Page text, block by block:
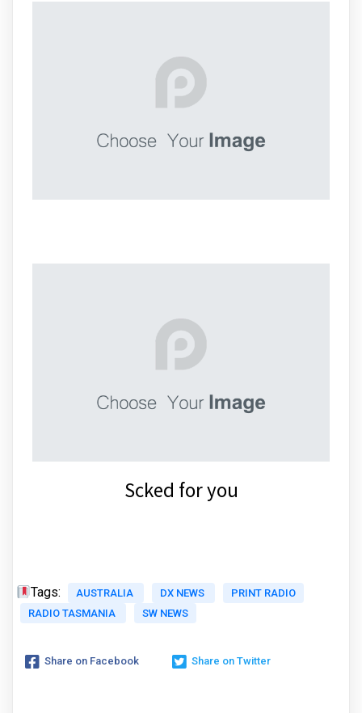
Scked for you
Tags: AUSTRALIA DX NEWS
PRINT RADIO
RADIO TASMANIA
SW NEWS
Share on Facebook Share on Twitter